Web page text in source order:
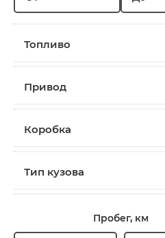
Топливо
Привод
Коробка
Тип кузова
Пробег, км